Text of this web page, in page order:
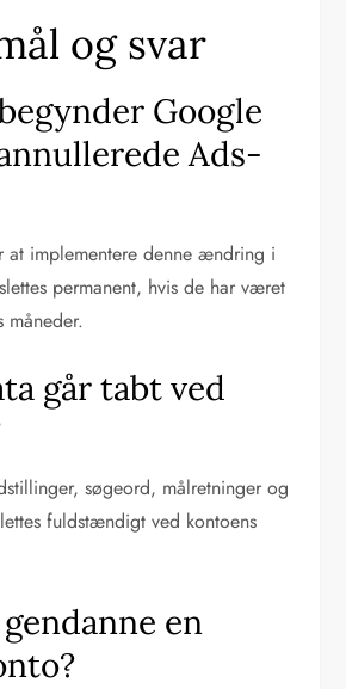
og svar
Google
Ads-
at implementere denne ændring i
permanent, hvis de har været
måneder.
går tabt ved
søgeord, målretninger og
fuldstændigt ved kontoens
en